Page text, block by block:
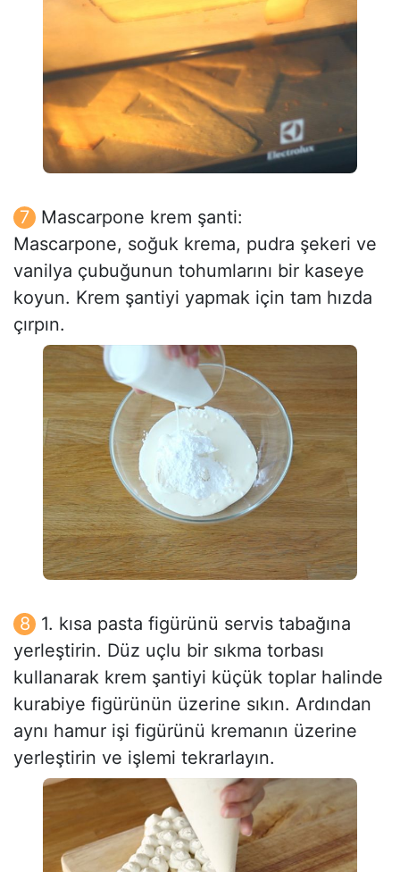
Mascarpone krem şanti:
Mascarpone, soğuk krema, pudra şekeri ve
vanilya çubuğunun tohumlarını bir kaseye
koyun. Krem şantiyi yapmak için tam hızda
çırpın.
1. kısa pasta figürünü servis tabağına
yerleştirin. Düz uçlu bir sıkma torbası
kullanarak krem şantiyi küçük toplar halinde
kurabiye figürünün üzerine sıkın. Ardından
aynı hamur işi figürünü kremanın üzerine
yerleştirin ve işlemi tekrarlayın.